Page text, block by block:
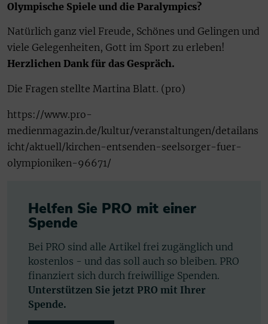
Olympische Spiele und die Paralympics?
Natürlich ganz viel Freude, Schönes und Gelingen und
viele Gelegenheiten, Gott im Sport zu erleben!
Herzlichen Dank für das Gespräch.
Die Fragen stellte Martina Blatt. (pro)
https://www.pro-
medienmagazin.de/kultur/veranstaltungen/detailans
icht/aktuell/kirchen-entsenden-seelsorger-fuer-
olympioniken-96671/
Helfen Sie PRO mit einer
Spende
Bei PRO sind alle Artikel frei zugänglich und
kostenlos - und das soll auch so bleiben. PRO
finanziert sich durch freiwillige Spenden.
Unterstützen Sie jetzt PRO mit Ihrer
Spende.